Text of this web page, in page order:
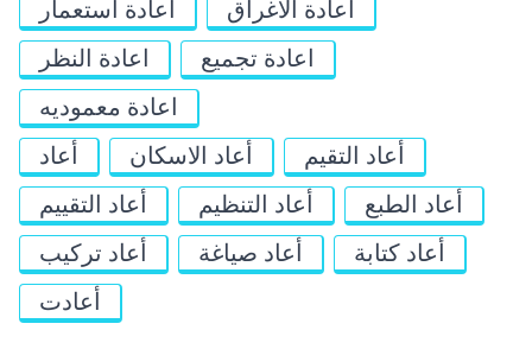
اعادة استعمار
اعادة الاغراق
اعادة النظر
اعادة تجميع
اعادة معموديه
أعاد
أعاد الاسكان
أعاد التقيم
أعاد التقييم
أعاد التنظيم
أعاد الطبع
أعاد تركيب
أعاد صياغة
أعاد كتابة
أعادت